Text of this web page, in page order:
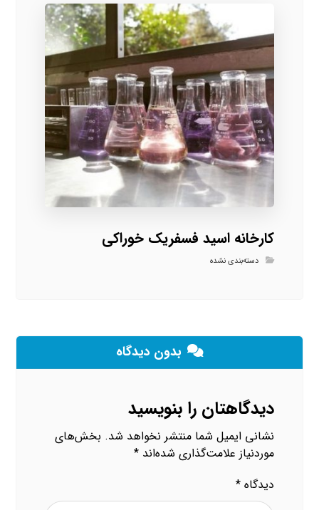
کارخانه اسید فسفریک خوراکی
دسته‌بندی نشده
بدون دیدگاه
دیدگاهتان را بنویسید
نشانی ایمیل شما منتشر نخواهد شد. بخش‌های
موردنیاز علامت‌گذاری شده‌اند*
دیدگاه*